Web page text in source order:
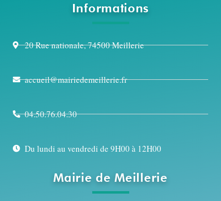
Informations
20 Rue nationale, 74500 Meillerie
accueil@mairiedemeillerie.fr
04.50.76.04.30
Du lundi au vendredi de 9H00 à 12H00
Mairie de Meillerie